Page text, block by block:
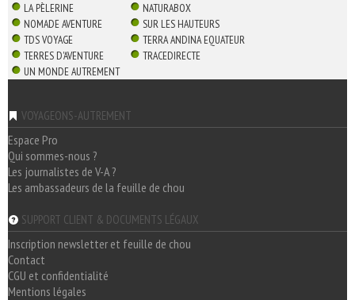
LA PÈLERINE
NATURABOX
NOMADE AVENTURE
SUR LES HAUTEURS
TDS VOYAGE
TERRA ANDINA EQUATEUR
TERRES D'AVENTURE
TRACEDIRECTE
UN MONDE AUTREMENT
VOYAGEONS-AUTREMENT
Espace Pro
Qui sommes-nous ?
Les journalistes de V-A ?
Les ambassadeurs de la feuille de chou
SUPPORT CLIENT & DOCUMENTS LÉGAUX
Inscription newsletter et feuille de chou
Contact
CGU et confidentialité
Mentions légales